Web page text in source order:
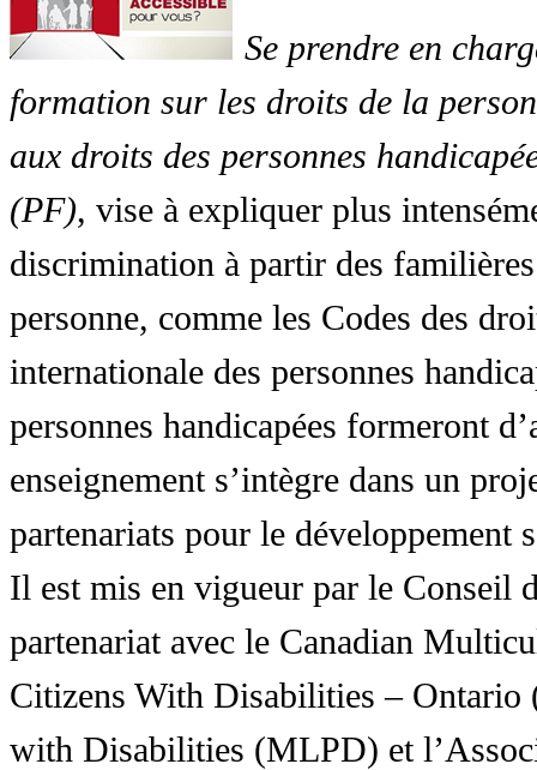
Se prendre en
formation sur les droits de la
aux droits des personnes
(PF), vise à expliquer plus
discrimination à partir des
personne, comme les Codes des
internationale des personnes
personnes handicapées formeront
enseignement s’intègre dans un
partenariats pour le développement
Il est mis en vigueur par le Conseil
partenariat avec le Canadian
Citizens With Disabilities – Ontario
with Disabilities (MLPD) et